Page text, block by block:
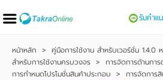
รับคำแ
หน้าหลัก > คู่มือการใช้งาน สำหรับเวอร์ชั่น 1.4.0
สำหรับการใช้งานครบวงจร > การจัดการด้านกา
การกำหนดโปรโมชั่นสินค้าประกอบ > การจัดการ